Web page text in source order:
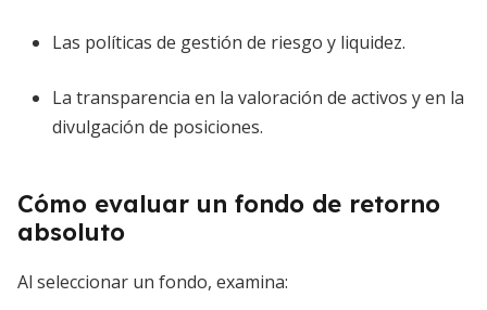
Las políticas de gestión de riesgo y liquidez.
La transparencia en la valoración de activos y en la
divulgación de posiciones.
Cómo evaluar un fondo de retorno
absoluto
Al seleccionar un fondo, examina: